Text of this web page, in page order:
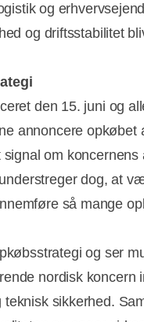
og
og driftsstabilitet
den 15. juni og
annoncere opkøbet
om koncernens
dog, at
så mange
og ser
nordisk koncern
teknisk sikkerhed.